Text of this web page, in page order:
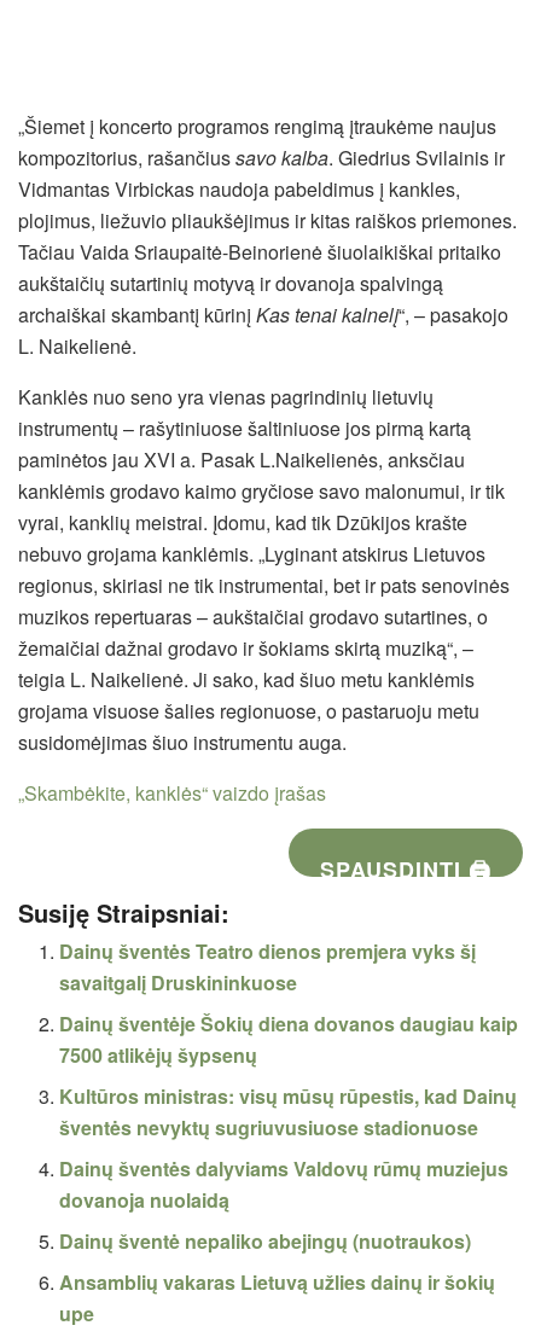
„Šiemet į koncerto programos rengimą įtraukėme naujus
kompozitorius, rašančiussavo kalba. Giedrius Svilainis ir
Vidmantas Virbickas naudoja pabeldimus į kankles,
plojimus, liežuvio pliaukšėjimus ir kitas raiškos priemones.
Tačiau Vaida Sriaupaitė-Beinorienė šiuolaikiškai pritaiko
aukštaičių sutartinių motyvą ir dovanoja spalvingą
archaiškai skambantį kūrinį Kas tenai kalnelį“, – pasakojo
L. Naikelienė.
Kanklės nuo seno yra vienas pagrindinių lietuvių
instrumentų – rašytiniuose šaltiniuose jos pirmą kartą
paminėtos jau XVI a. Pasak L.Naikelienės, anksčiau
kanklėmis grodavo kaimo gryčiose savo malonumui, ir tik
vyrai, kanklių meistrai. Įdomu, kad tik Dzūkijos krašte
nebuvo grojama kanklėmis. „Lyginant atskirus Lietuvos
regionus, skiriasi ne tik instrumentai, bet ir pats senovinės
muzikos repertuaras – aukštaičiai grodavo sutartines, o
žemaičiai dažnai grodavo ir šokiams skirtą muziką“, –
teigia L. Naikelienė. Ji sako, kad šiuo metu kanklėmis
grojama visuose šalies regionuose, o pastaruoju metu
susidomėjimas šiuo instrumentu auga.
„Skambėkite, kanklės“ vaizdo įrašas
SPAUSDINTI 🖨
Susiję Straipsniai:
Dainų šventės Teatro dienos premjera vyks šį
savaitgalį Druskininkuose
Dainų šventėje Šokių diena dovanos daugiau kaip
7500 atlikėjų šypsenų
Kultūros ministras: visų mūsų rūpestis, kad Dainų
šventės nevyktų sugriuvusiuose stadionuose
Dainų šventės dalyviams Valdovų rūmų muziejus
dovanoja nuolaidą
Dainų šventė nepaliko abejingų (nuotraukos)
Ansamblių vakaras Lietuvą užlies dainų ir šokių
upe